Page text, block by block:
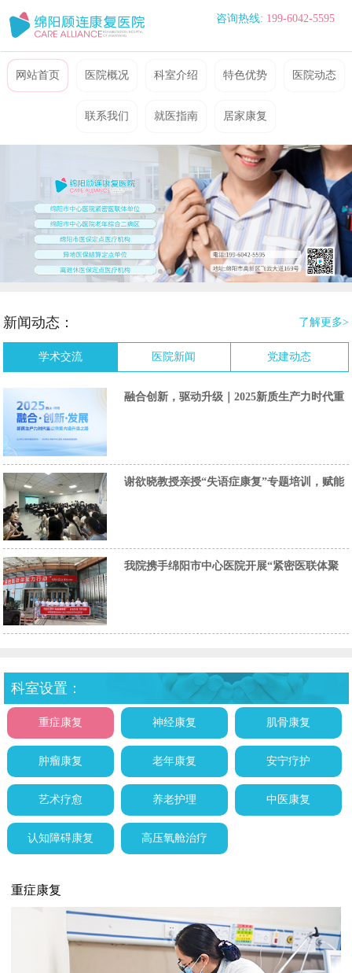
咨询热线: 199-6042-5595
网站首页 医院概况 科室介绍 特色优势 医院动态
联系我们 就医指南 居家康复
新闻动态： 了解更多>
学术交流 医院新闻 党建动态
融合创新，驱动升级｜2025新质生产力时代重
谢欲晓教授亲授“失语症康复”专题培训，赋能
我院携手绵阳市中心医院开展“紧密医联体聚
科室设置：
重症康复 神经康复 肌骨康复
肿瘤康复 老年康复 安宁疗护
艺术疗愈 养老护理 中医康复
认知障碍康复 高压氧舱治疗
重症康复